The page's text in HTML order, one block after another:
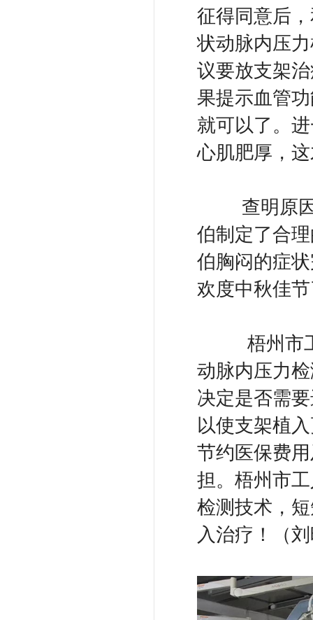
征得同意后
状动脉内压
议要放支架
果提示血管
就可以了。
心肌肥厚，
查明原因
伯制定了合
伯胸闷的症
欢度中秋佳
梧州市工
动脉内压力
决定是否需
以使支架植
节约医保费
担。梧州市
检测技术，
入治疗！（